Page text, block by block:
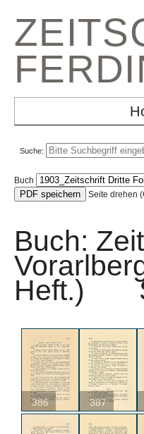
Suche:
Buch
Seite drehen
Buch:
Heft.)
386 387